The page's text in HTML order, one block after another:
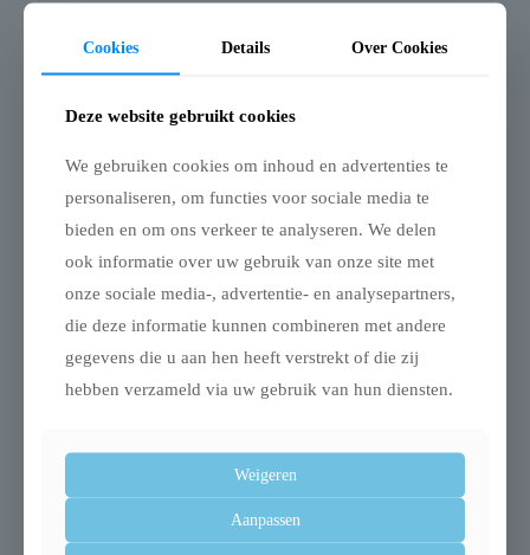
Toevoegingen: Vitamine D3 (3a671) 200 IE, vitamine E
1,9 mg, ijzer (3b107) 8,0 mg, kaliumjodide (3b201) 0,5
mg, mangaan (3b505) 2,4 mg, zink (3b612) 20 mg,
Gerelateerde producten
Uitverkocht
Cookies Details Over Cookies
Deze website gebruikt cookies
We gebruiken cookies om inhoud en advertenties te
personaliseren, om functies voor sociale media te
bieden en om ons verkeer te analyseren. We delen
ook informatie over uw gebruik van onze site met
onze sociale media-, advertentie- en analysepartners,
die deze informatie kunnen combineren met andere
gegevens die u aan hen heeft verstrekt of die zij
hebben verzameld via uw gebruik van hun diensten.
Weigeren
Aanpassen